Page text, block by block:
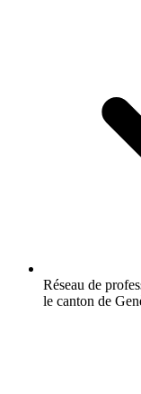
Réseau de
le canton de